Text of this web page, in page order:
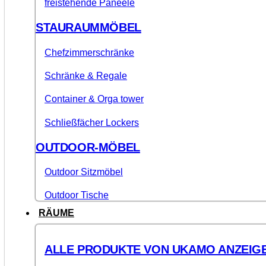
freistehende Paneele
STAURAUMMÖBEL
Chefzimmerschränke
Schränke & Regale
Container & Orga tower
Schließfächer Lockers
OUTDOOR-MÖBEL
Outdoor Sitzmöbel
Outdoor Tische
RÄUME
ALLE PRODUKTE VON UKAMO